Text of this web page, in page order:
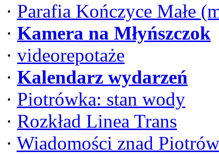
· Parafia Kończyce Małe
· Kamera na Młyńszczok
· videorepotaże
· Kalendarz wydarzeń
· Piotrówka: stan wody
· Rozkład Linea Trans
· Wiadomości znad